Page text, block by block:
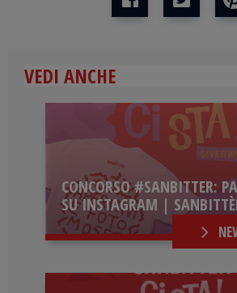
VEDI ANCHE
CONCORSO #SANBITTER:
SU INSTAGRAM |